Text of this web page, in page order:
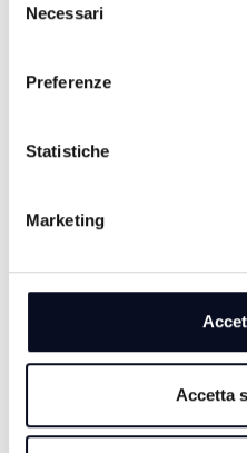
delNecessari
Preferenze
Statistiche
Marketing
Accetta
BASKET: La Start
Bologna sul parquet di
RIMINI: Lotta alle
visita insieme a San